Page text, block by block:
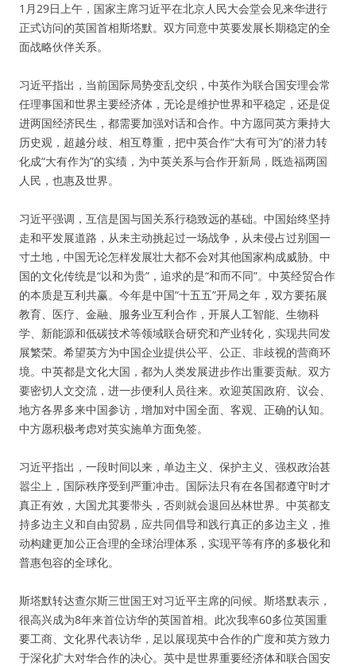
1月29日上午，国家主席习近平在北京人民大会堂会见来华进行
正式访问的英国首相斯塔默。双方同意中英要发展长期稳定的全
面战略伙伴关系。
习近平指出，当前国际局势变乱交织，中英作为联合国安理会常
任理事国和世界主要经济体，无论是维护世界和平稳定，还是促
进两国经济民生，都需要加强对话和合作。中方愿同英方秉持大
历史观，超越分歧、相互尊重，把中英合作“大有可为”的潜力转
化成“大有作为”的实绩，为中英关系与合作开新局，既造福两国
人民，也惠及世界。
习近平强调，互信是国与国关系行稳致远的基础。中国始终坚持
走和平发展道路，从未主动挑起过一场战争，从未侵占过别国一
寸土地，中国无论怎样发展壮大都不会对其他国家构成威胁。中
国的文化传统是“以和为贵”，追求的是“和而不同”。中英经贸合作
的本质是互利共赢。今年是中国“十五五”开局之年，双方要拓展
教育、医疗、金融、服务业互利合作，开展人工智能、生物科
学、新能源和低碳技术等领域联合研究和产业转化，实现共同发
展繁荣。希望英方为中国企业提供公平、公正、非歧视的营商环
境。中英都是文化大国，都为人类发展进步作出重要贡献。双方
要密切人文交流，进一步便利人员往来。欢迎英国政府、议会、
地方各界多来中国参访，增加对中国全面、客观、正确的认知。
中方愿积极考虑对英实施单方面免签。
习近平指出，一段时间以来，单边主义、保护主义、强权政治甚
嚣尘上，国际秩序受到严重冲击。国际法只有在各国都遵守时才
真正有效，大国尤其要带头，否则就会退回丛林世界。中英都支
持多边主义和自由贸易，应共同倡导和践行真正的多边主义，推
动构建更加公正合理的全球治理体系，实现平等有序的多极化和
普惠包容的全球化。
斯塔默转达查尔斯三世国王对习近平主席的问候。斯塔默表示，
很高兴成为8年来首位访华的英国首相。此次我率60多位英国重
要工商、文化界代表访华，足以展现英中合作的广度和英方致力
于深化扩大对华合作的决心。英中是世界重要经济体和联合国安